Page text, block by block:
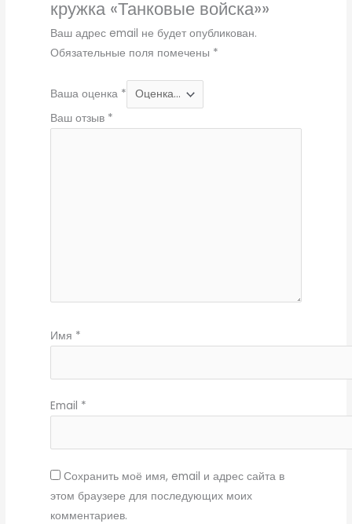
кружка «Танковые войска»»
Ваш адрес email не будет опубликован.
Обязательные поля помечены *
Ваша оценка *
Ваш отзыв *
Имя *
Email *
Сохранить моё имя, email и адрес сайта в
этом браузере для последующих моих
комментариев.